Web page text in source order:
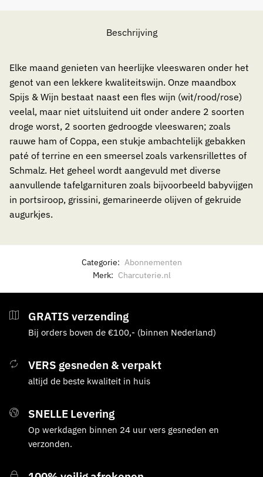
Beschrijving
Elke maand genieten van heerlijke vleeswaren onder het
genot van een lekkere kwaliteitswijn. Onze maandbox
Spijs & Wijn bestaat naast een fles wijn (wit/rood/rose)
veelal, maar niet uitsluitend uit onder andere 2 soorten
droge worst, 2 soorten gedroogde vleeswaren; zoals
rauwe ham of Coppa, een stukje ambachtelijk gebakken
paté of terrine en een smeersel zoals varkensrillettes of
Schmalz. Het geheel wordt aangevuld met diverse
aanvullende tafelgarnituren zoals bijvoorbeeld babyvijgen
in portsiroop, grissini, gemarineerde olijven of gekruide
augurkjes.
Categorie: Abonnementen
Merk: Charcuterie.nl
GRATIS verzending
Bij orders boven de €100,- (binnen Nederland)
VERS gesneden & verpakt
altijd de beste kwaliteit in huis
SNELLE Levering
Op werkdagen binnen 24 uur vers gesneden en
verzonden.